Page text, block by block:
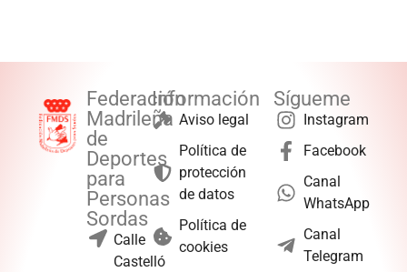
Federación
Madrileña
de
Deportes
para
Personas
Sordas
Calle
Castelló
Información
Aviso legal
Política de
protección
de datos
Política de
cookies
Sígueme
Instagram
Facebook
Canal
WhatsApp
Canal
Telegram